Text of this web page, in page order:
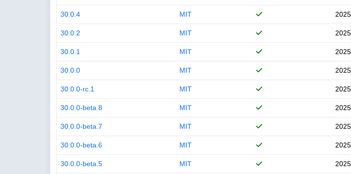
30.0.4 MIT
30.0.2 MIT
30.0.1 MIT
30.0.0 MIT
30.0.0-rc.1 MIT
30.0.0-beta.8 MIT
30.0.0-beta.7 MIT
30.0.0-beta.6 MIT
30.0.0-beta.5 MIT